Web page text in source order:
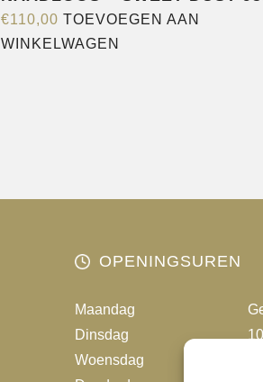
€110,00 TOEVOEGEN AAN
WINKELWAGEN
OPENINGSUREN
Maandag
Dinsdag
Woensdag